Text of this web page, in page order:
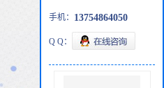
手机： 13754864050
Q Q：